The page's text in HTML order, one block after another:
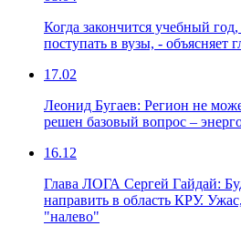
Когда закончится учебный
поступать в вузы, - объясняет
17.02
Леонид Бугаев: Регион не
решен базовый вопрос –
16.12
Глава ЛОГА Сергей Гайдай:
направить в область КРУ.
"налево"